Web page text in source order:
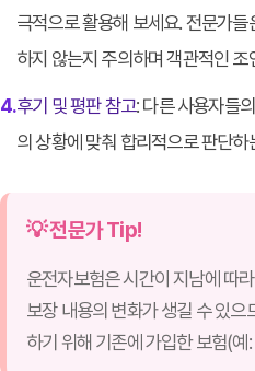
극적으로 활용해 보세요. 전문가
하지 않는지 주의하며 객관적인
4.후기 및 평판 참고: 다른 사용자들
의 상황에 맞춰 합리적으로 판단
💡 전문가 Tip!
운전자보험은 시간이 지남에 따
보장 내용의 변화가 생길 수 있으
하기 위해 기존에 가입한 보험(